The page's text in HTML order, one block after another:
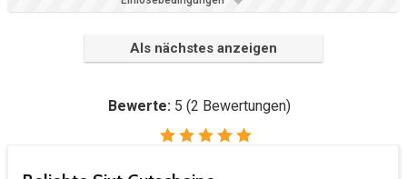
Als nächstes anzeigen
Bewerte: 5 (2 Bewertungen)